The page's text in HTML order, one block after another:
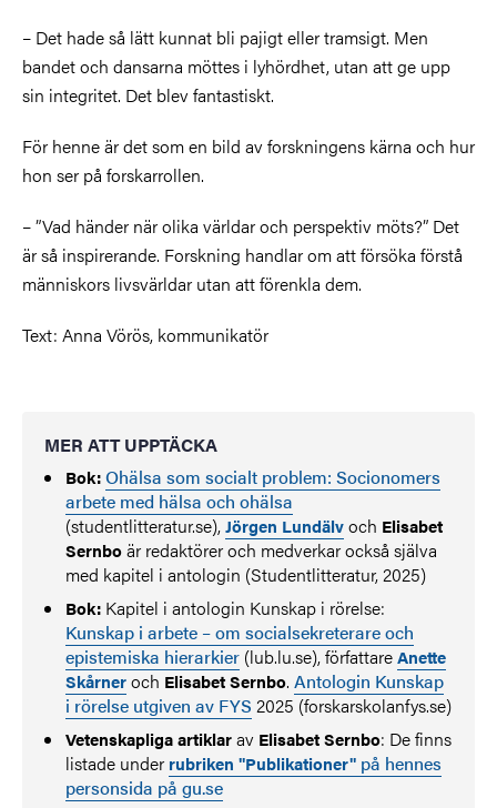
– Det hade så lätt kunnat bli pajigt eller tramsigt. Men
bandet och dansarna möttes i lyhördhet, utan att ge upp
sin integritet. Det blev fantastiskt.
För henne är det som en bild av forskningens kärna och hur
hon ser på forskarrollen.
– ”Vad händer när olika världar och perspektiv möts?” Det
är så inspirerande. Forskning handlar om att försöka förstå
människors livsvärldar utan att förenkla dem.
Text: Anna Vörös, kommunikatör
MER ATT UPPTÄCKA
Bok:Ohälsa som socialt problem: Socionomers
arbete med hälsa och ohälsa
(studentlitteratur.se),Jörgen Lundälvoch Elisabet
Sernboär redaktörer och medverkar också själva
med kapitel i antologin (Studentlitteratur, 2025)
Bok: Kapitel i antologin Kunskap i rörelse:
Kunskap i arbete – om socialsekreterare och
epistemiska hierarkier (lub.lu.se), författareAnette
Skårneroch Elisabet Sernbo.Antologin Kunskap
i rörelse utgiven av FYS 2025 (forskarskolanfys.se)
Vetenskapliga artiklarav Elisabet Sernbo: De finns
listade under rubriken "Publikationer" på hennes
personsida på gu.se